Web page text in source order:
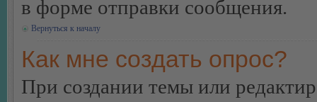
в форме отправки сообщения.
Вернуться к началу
Как мне создать опрос?
При создании темы или